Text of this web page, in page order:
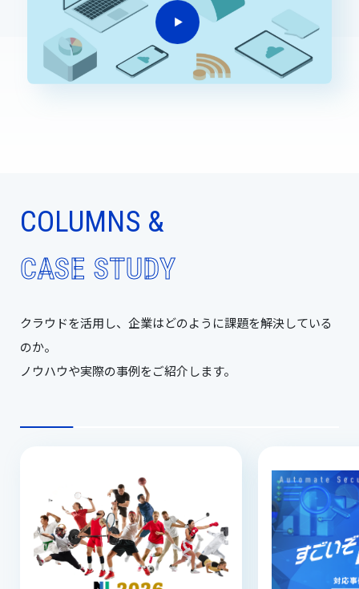
COLUMNS &
CASE STUDY
クラウドを活用し、企業はどのように課題を解決している
のか。
ノウハウや実際の事例をご紹介します。